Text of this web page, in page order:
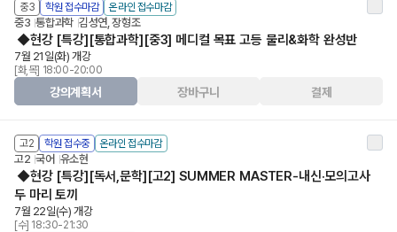
중3 학원 접수마감 온라인 접수마감
중3 통합과학 김성연, 장형조
◆현강 [특강][통합과학][중3] 메디컬 목표 고등 물리&화학 완성반
7월 21일(화) 개강
[화,목] 18:00-20:00
강의계획서 장바구니 결제
고2 학원 접수중 온라인 접수마감
고2 국어 유소현
◆현강 [특강][독서,문학][고2] SUMMER MASTER-내신·모의고사
두 마리 토끼
7월 22일(수) 개강
[수] 18:30-21:30